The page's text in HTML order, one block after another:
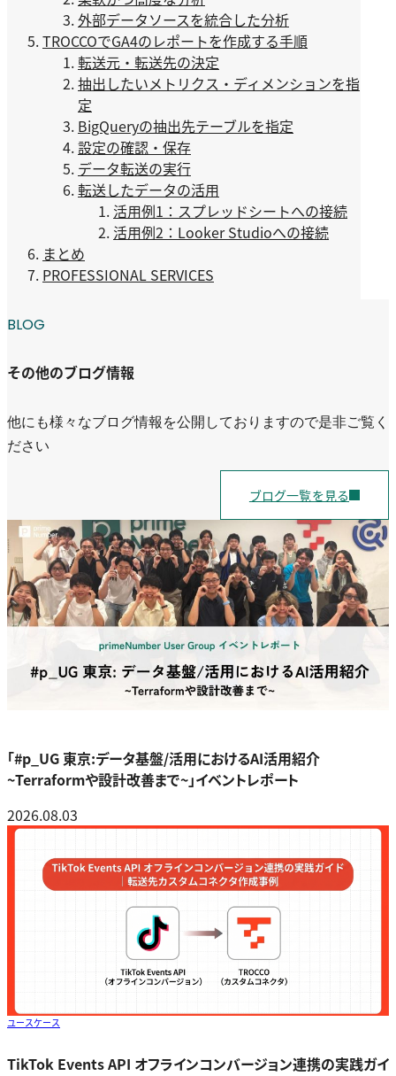
外部データソースを統合した分析
TROCCOでGA4のレポートを作成する手順
転送元・転送先の決定
抽出したいメトリクス・ディメンションを指
定
BigQueryの抽出先テーブルを指定
設定の確認・保存
データ転送の実行
転送したデータの活用
活用例1：スプレッドシートへの接続
活用例2：Looker Studioへの接続
まとめ
PROFESSIONAL SERVICES
BLOG
その他のブログ情報
他にも様々なブログ情報を公開しておりますので是非ご覧く
ださい
ブログ一覧を見る
「#p_UG 東京:データ基盤/活用におけるAI活用紹介
~Terraformや設計改善まで~」イベントレポート
2026.08.03
ユースケース
TikTok Events API オフラインコンバージョン連携の実践ガイ